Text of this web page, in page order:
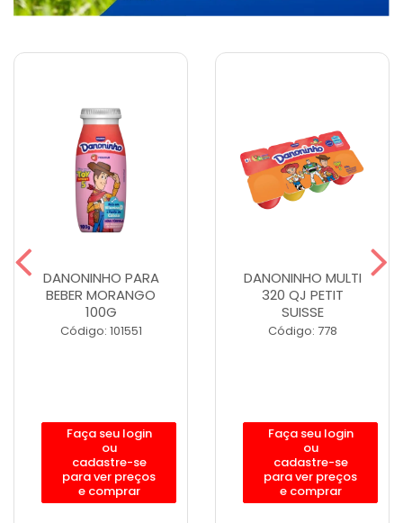
DANONINHO PARA
BEBER MORANGO
100G
Código: 101551
Faça seu login
ou
cadastre-se
para ver preços
e comprar
DANONINHO MULTI
320 QJ PETIT
SUISSE
Código: 778
Faça seu login
ou
cadastre-se
para ver preços
e comprar